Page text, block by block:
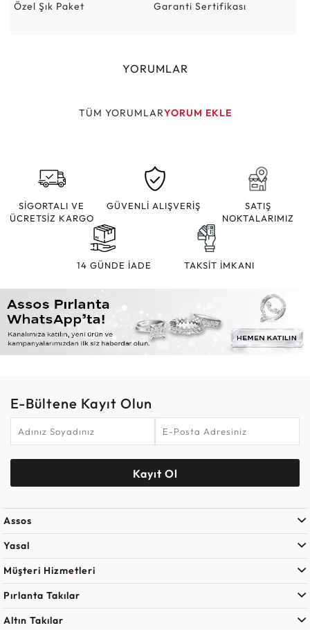
Özel Şık Paket Garanti Sertifikası
YORUMLAR
TÜM YORUMLARYORUM EKLE
SİGORTALI VE
ÜCRETSİZ KARGO
GÜVENLİ ALIŞVERİŞ
SATIŞ
NOKTALARIMIZ
14 GÜNDE İADE TAKSİT İMKANI
E-Bültene Kayıt Olun
Kayıt Ol
Assos
Yasal
Müşteri Hizmetleri
Pırlanta Takılar
Altın Takılar